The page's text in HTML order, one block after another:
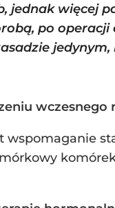
jednak więcej
po
wczesnego